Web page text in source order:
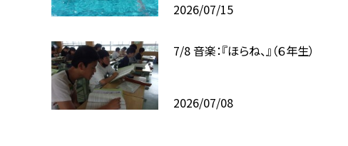
2026/07/15
7/8 音楽：『ほらね、』（６年生）
2026/07/08